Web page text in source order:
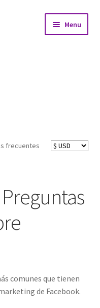
Menu
web
frecuentes
Preguntas
comunes que tienen
de Facebook.